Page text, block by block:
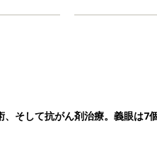
そして抗がん剤治療。義眼は7